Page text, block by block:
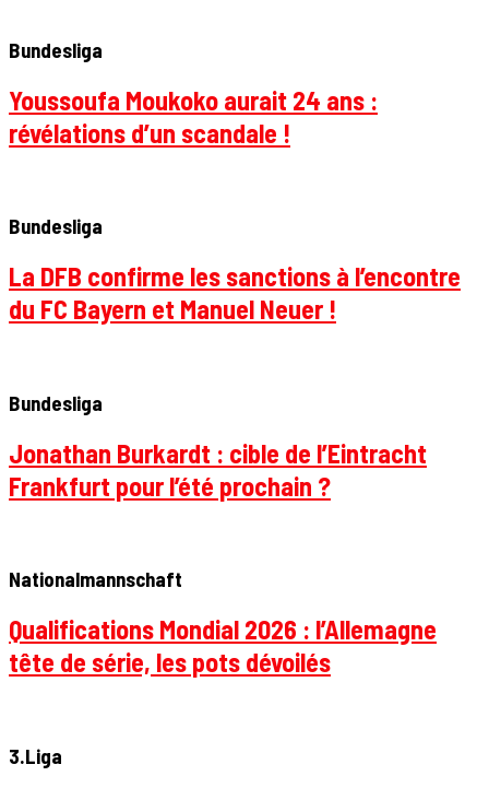
Bundesliga
Youssoufa Moukoko aurait 24 ans :
révélations d’un scandale !
Bundesliga
La DFB confirme les sanctions à l’encontre
du FC Bayern et Manuel Neuer !
Bundesliga
Jonathan Burkardt : cible de l’Eintracht
Frankfurt pour l’été prochain ?
Nationalmannschaft
Qualifications Mondial 2026 : l’Allemagne
tête de série, les pots dévoilés
3.Liga